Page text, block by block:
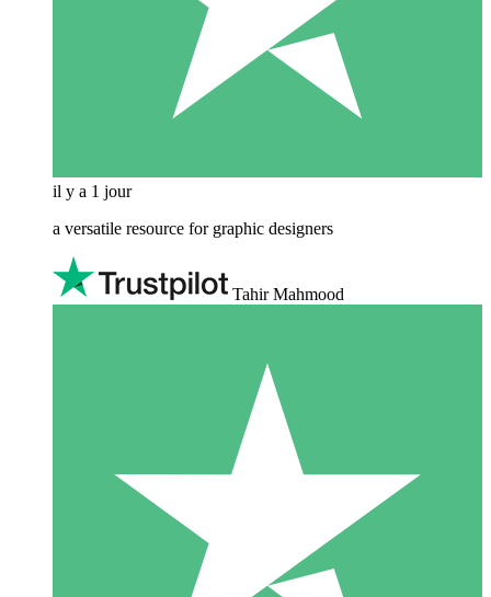
il y a 1 jour
a versatile resource for graphic designers
Tahir Mahmood